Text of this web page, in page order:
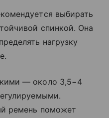
выбирать
спинкой. Она
нагрузку
— около 3,5−4
ремень поможет